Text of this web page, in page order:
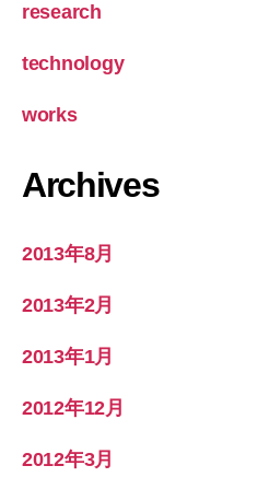
research
technology
works
Archives
2013年8月
2013年2月
2013年1月
2012年12月
2012年3月